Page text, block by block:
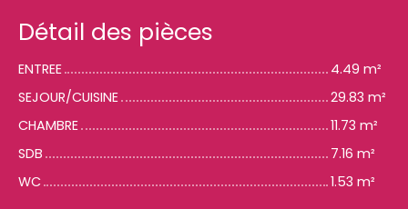
Détail des pièces
ENTREE
4.49 m²
SEJOUR/CUISINE
29.83 m²
CHAMBRE
11.73 m²
SDB
7.16 m²
WC
1.53 m²